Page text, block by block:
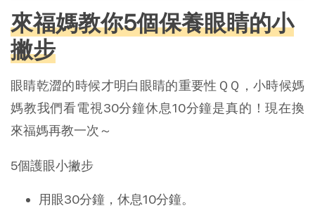
來福媽教你5個保養眼睛的小
撇步
眼睛乾澀的時候才明白眼睛的重要性ＱＱ，小時候媽
媽教我們看電視30分鐘休息10分鐘是真的！現在換
來福媽再教一次～
5個護眼小撇步
用眼30分鐘，休息10分鐘。